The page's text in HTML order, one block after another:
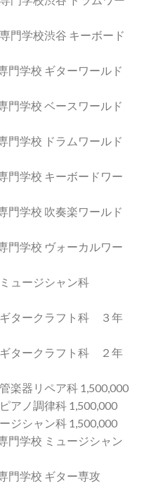
門学校渋谷 キーボード
門学校 ギターワールド
門学校 ベースワールド
門学校 ドラムワールド
門学校 キーボードワー
門学校 吹奏楽ワールド
門学校 ヴォーカルワー
ュージシャン科
ギタークラフト科 ３年
ギタークラフト科 ２年
楽器リペア科 1,500,000
アノ調律科 1,500,000
ジシャン科 1,500,000
門学校 ミュージシャン
門学校 ギター専攻